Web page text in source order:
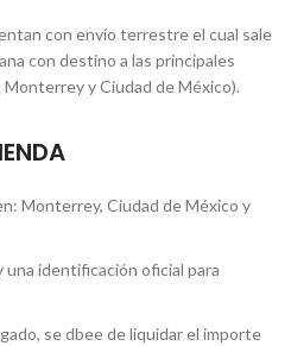
con envío terrestre el cual sale
con destino a las principales
Monterrey y Ciudad de México).
Monterrey, Ciudad de México y
una identificación oficial para
se dbee de liquidar el importe